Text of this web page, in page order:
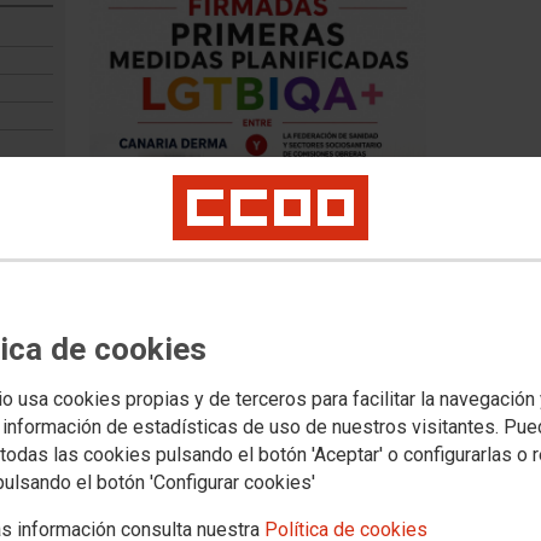
de cookies
usa cookies propias y de terceros para facilitar la navegación
de estadísticas de uso de nuestros visitantes.
las cookies pulsando el botón 'Aceptar' o configurarlas o
el botón 'Configurar cookies'
información consulta nuestra Política de cookies
Convenio de Clínicas privadas
"propuesta" de la patronal.
Nota informativa